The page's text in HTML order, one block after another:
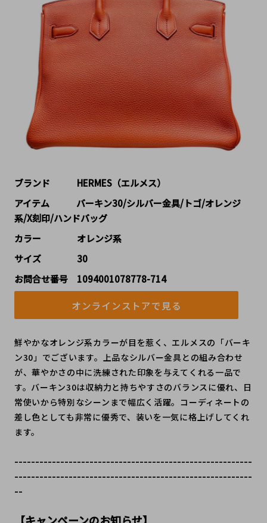
ブランド   HERMES（エルメス）
アイテム   バーキン30/シルバー金具/トゴ/オレンジ
系/X刻印/ハンドバッグ
カラー    オレンジ系
サイズ    30
お問合せ番号 1094001078778-714
オンラインストアで見る
鮮やかなオレンジ系カラーが目を惹く、エルメスの「バーキ
ン30」でございます。上品なシルバー金具との組み合わせ
が、華やかさの中に洗練された印象を与えてくれる一品で
す。バーキン30は収納力と持ちやすさのバランスに優れ、日
常使いから特別なシーンまで幅広く活躍。コーディネートの
差し色としても非常に優秀で、装いを一気に格上げしてくれ
ます。
---------------------------------------------------------
---------------------------------------------------------
--